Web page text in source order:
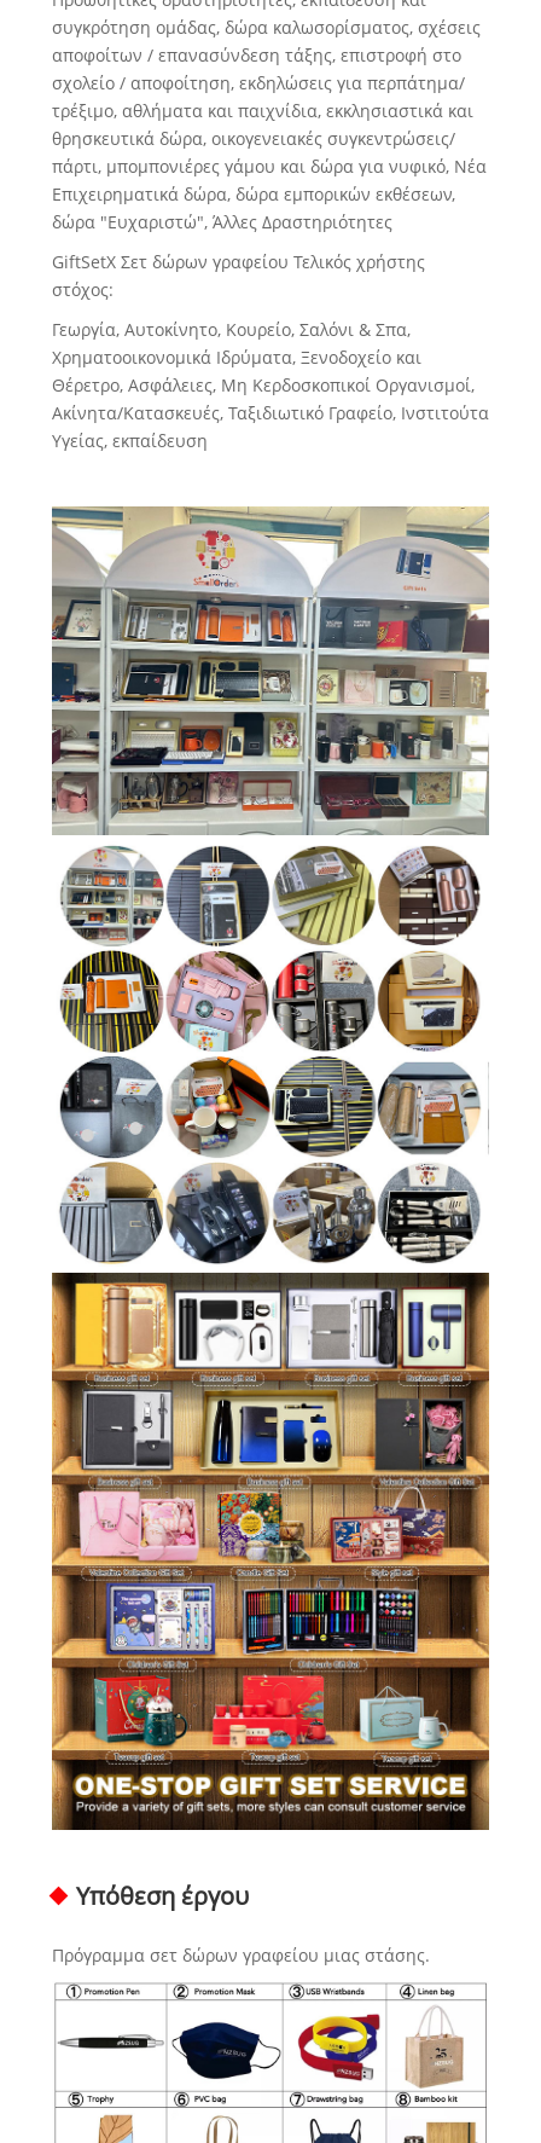
συγκρότηση ομάδας, δώρα καλωσορίσματος, σχέσεις
αποφοίτων / επανασύνδεση τάξης, επιστροφή στο
σχολείο / αποφοίτηση, εκδηλώσεις για περπάτημα/
τρέξιμο, αθλήματα και παιχνίδια, εκκλησιαστικά και
θρησκευτικά δώρα, οικογενειακές συγκεντρώσεις/
πάρτι, μπομπονιέρες γάμου και δώρα για νυφικό, Νέα
Επιχειρηματικά δώρα, δώρα εμπορικών εκθέσεων,
δώρα "Ευχαριστώ", Άλλες Δραστηριότητες
GiftSetX Σετ δώρων γραφείου Τελικός χρήστης
στόχος:
Γεωργία, Αυτοκίνητο, Κουρείο, Σαλόνι & Σπα,
Χρηματοοικονομικά Ιδρύματα, Ξενοδοχείο και
Θέρετρο, Ασφάλειες, Μη Κερδοσκοπικοί Οργανισμοί,
Ακίνητα/Κατασκευές, Ταξιδιωτικό Γραφείο, Ινστιτούτα
Υγείας, εκπαίδευση
Υπόθεση έργου
Πρόγραμμα σετ δώρων γραφείου μιας στάσης.